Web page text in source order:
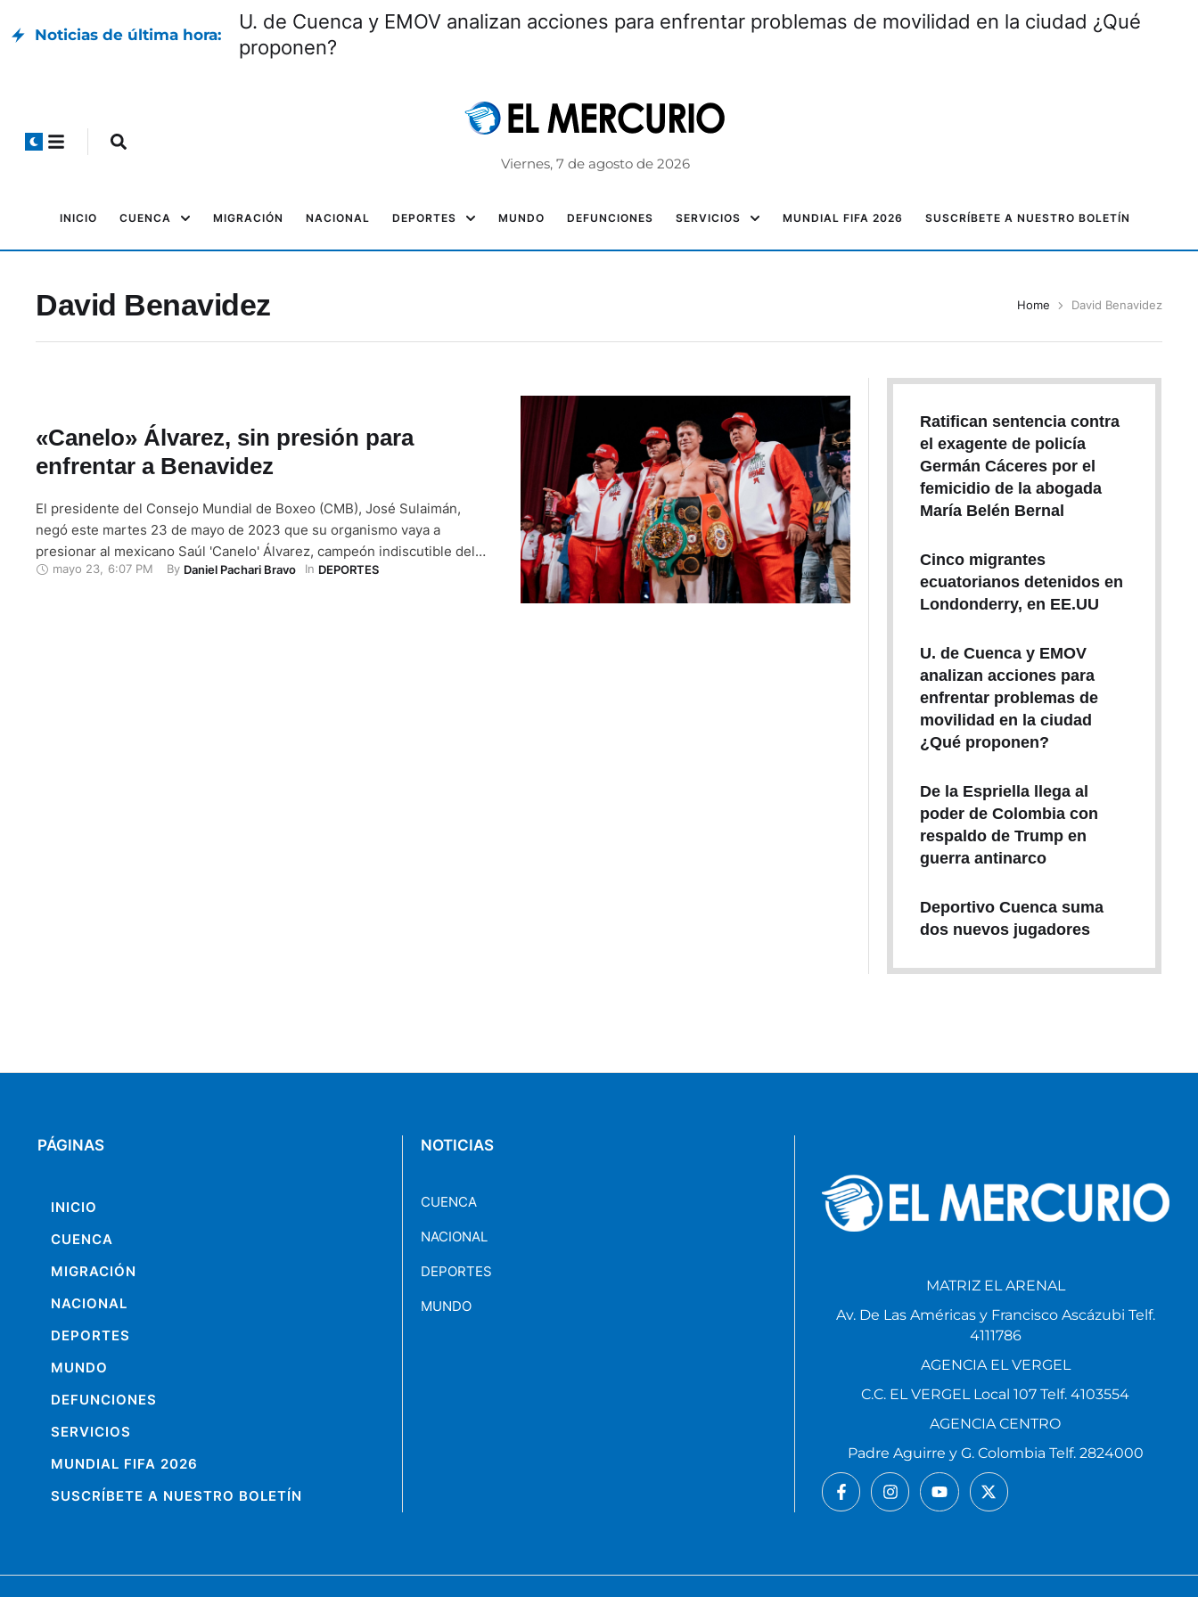
Noticias de última hora:
U. de Cuenca y EMOV analizan acciones para enfrentar problemas de movilidad en la ciudad ¿Qué
proponen?
Viernes, 7 de agosto de 2026
INICIO CUENCA MIGRACIÓN NACIONAL DEPORTES MUNDO DEFUNCIONES SERVICIOS MUNDIAL FIFA 2026 SUSCRÍBETE A NUESTRO BOLETÍN
David Benavidez Home David Benavidez
«Canelo» Álvarez, sin presión para
enfrentar a Benavidez
El presidente del Consejo Mundial de Boxeo (CMB), José Sulaimán,
negó este martes 23 de mayo de 2023 que su organismo vaya a
presionar al mexicano Saúl 'Canelo' Álvarez, campeón indiscutible del
peso supermediano, para que se mida al mexicoestadounidense David
mayo 23 6:07 PM By Daniel Pachari Bravo In DEPORTES
Ratifican sentencia contra
el exagente de policía
Germán Cáceres por el
femicidio de la abogada
María Belén Bernal
Cinco migrantes
ecuatorianos detenidos en
Londonderry, en EE.UU
U. de Cuenca y EMOV
analizan acciones para
enfrentar problemas de
movilidad en la ciudad
¿Qué proponen?
De la Espriella llega al
poder de Colombia con
respaldo de Trump en
guerra antinarco
Deportivo Cuenca suma
dos nuevos jugadores
PÁGINAS
INICIO
CUENCA
MIGRACIÓN
NACIONAL
DEPORTES
MUNDO
DEFUNCIONES
SERVICIOS
MUNDIAL FIFA 2026
SUSCRÍBETE A NUESTRO BOLETÍN
NOTICIAS
CUENCA
NACIONAL
DEPORTES
MUNDO
MATRIZ EL ARENAL
Av. De Las Américas y Francisco Ascázubi Telf.
4111786
AGENCIA EL VERGEL
C.C. EL VERGEL Local 107 Telf. 4103554
AGENCIA CENTRO
Padre Aguirre y G. Colombia Telf. 2824000